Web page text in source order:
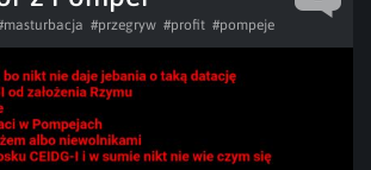
#przegryw #profit #pompeje